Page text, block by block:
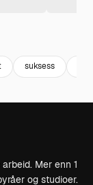
suksess
Mer enn 1
og studioer.